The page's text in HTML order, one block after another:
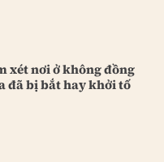
xét nơi ở không đồng
đã bị bắt hay khởi tố